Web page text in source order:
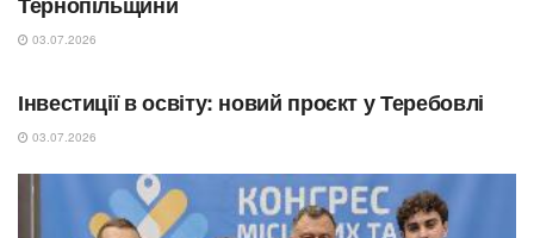
03.07.2026
Інвестиції в освіту: новий проєкт у Теребовлі
03.07.2026